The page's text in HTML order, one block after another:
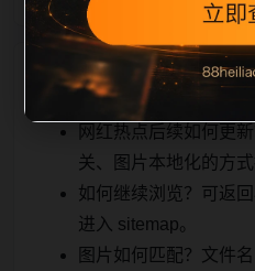
相关问题
网红热点后续如何更
关、图片本地化的方式
如何继续浏览？可返
进入 sitemap。
图片如何匹配？文件